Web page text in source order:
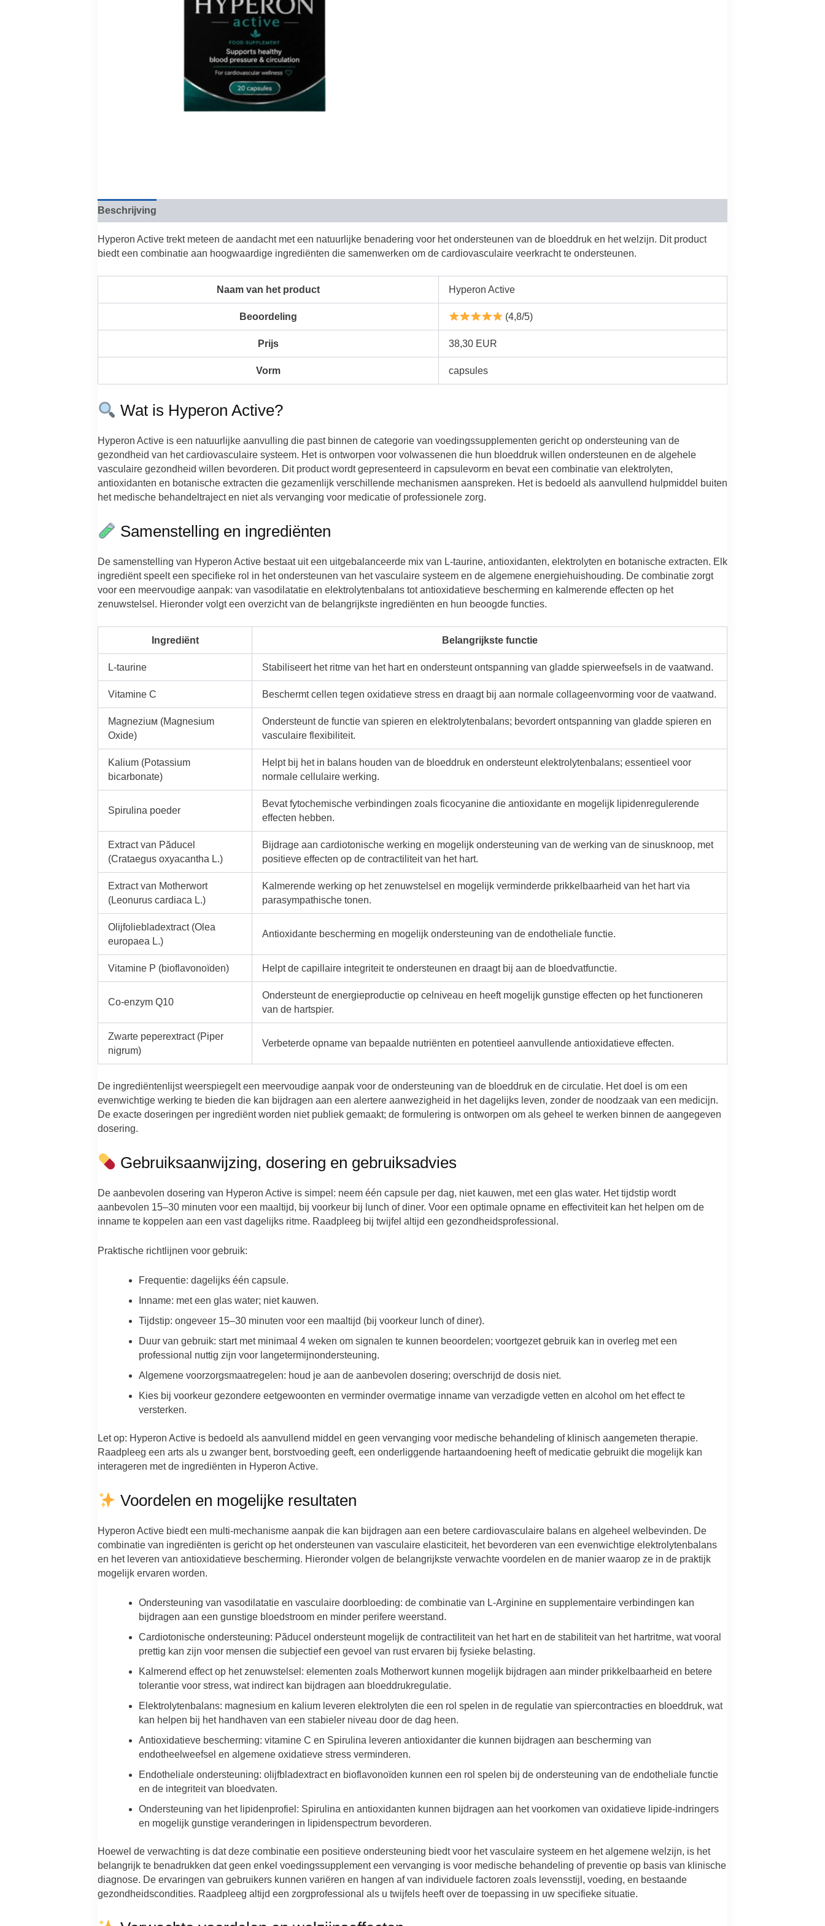
Beschrijving
Hyperon Active trekt meteen de aandacht met een natuurlijke benadering voor het ondersteunen van de bloeddruk en het welzijn. Dit product
biedt een combinatie aan hoogwaardige ingrediënten die samenwerken om de cardiovasculaire veerkracht te ondersteunen.
Naam van het product Hyperon Active
Beoordeling (4,8/5)
Prijs 38,30 EUR
Vorm capsules
Wat is Hyperon Active?
Hyperon Active is een natuurlijke aanvulling die past binnen de categorie van voedingssupplementen gericht op ondersteuning van de
gezondheid van het cardiovasculaire systeem. Het is ontworpen voor volwassenen die hun bloeddruk willen ondersteunen en de algehele
vasculaire gezondheid willen bevorderen. Dit product wordt gepresenteerd in capsulevorm en bevat een combinatie van elektrolyten,
antioxidanten en botanische extracten die gezamenlijk verschillende mechanismen aanspreken. Het is bedoeld als aanvullend hulpmiddel buiten
het medische behandeltraject en niet als vervanging voor medicatie of professionele zorg.
Samenstelling en ingrediënten
De samenstelling van Hyperon Active bestaat uit een uitgebalanceerde mix van L-taurine, antioxidanten, elektrolyten en botanische extracten. Elk
ingrediënt speelt een specifieke rol in het ondersteunen van het vasculaire systeem en de algemene energiehuishouding. De combinatie zorgt
voor een meervoudige aanpak: van vasodilatatie en elektrolytenbalans tot antioxidatieve bescherming en kalmerende effecten op het
zenuwstelsel. Hieronder volgt een overzicht van de belangrijkste ingrediënten en hun beoogde functies.
Ingrediënt Belangrijkste functie
L-taurine Stabiliseert het ritme van het hart en ondersteunt ontspanning van gladde spierweefsels in de vaatwand.
Vitamine C Beschermt cellen tegen oxidatieve stress en draagt bij aan normale collageenvorming voor de vaatwand.
Magneziuм (Magnesium
Oxide)
Ondersteunt de functie van spieren en elektrolytenbalans; bevordert ontspanning van gladde spieren en
vasculaire flexibiliteit.
Kalium (Potassium
bicarbonate)
Helpt bij het in balans houden van de bloeddruk en ondersteunt elektrolytenbalans; essentieel voor
normale cellulaire werking.
Spirulina poeder
Bevat fytochemische verbindingen zoals ficocyanine die antioxidante en mogelijk lipidenregulerende
effecten hebben.
Extract van Păducel
(Crataegus oxyacantha L.)
Bijdrage aan cardiotonische werking en mogelijk ondersteuning van de werking van de sinusknoop, met
positieve effecten op de contractiliteit van het hart.
Extract van Motherwort
(Leonurus cardiaca L.)
Kalmerende werking op het zenuwstelsel en mogelijk verminderde prikkelbaarheid van het hart via
parasympathische tonen.
Olijfoliebladextract (Olea
europaea L.)
Antioxidante bescherming en mogelijk ondersteuning van de endotheliale functie.
Vitamine P (bioflavonoïden) Helpt de capillaire integriteit te ondersteunen en draagt bij aan de bloedvatfunctie.
Co-enzym Q10
Ondersteunt de energieproductie op celniveau en heeft mogelijk gunstige effecten op het functioneren
van de hartspier.
Zwarte peperextract (Piper
nigrum)
Verbeterde opname van bepaalde nutriënten en potentieel aanvullende antioxidatieve effecten.
De ingrediëntenlijst weerspiegelt een meervoudige aanpak voor de ondersteuning van de bloeddruk en de circulatie. Het doel is om een
evenwichtige werking te bieden die kan bijdragen aan een alertere aanwezigheid in het dagelijks leven, zonder de noodzaak van een medicijn.
De exacte doseringen per ingrediënt worden niet publiek gemaakt; de formulering is ontworpen om als geheel te werken binnen de aangegeven
dosering.
Gebruiksaanwijzing, dosering en gebruiksadvies
De aanbevolen dosering van Hyperon Active is simpel: neem één capsule per dag, niet kauwen, met een glas water. Het tijdstip wordt
aanbevolen 15–30 minuten voor een maaltijd, bij voorkeur bij lunch of diner. Voor een optimale opname en effectiviteit kan het helpen om de
inname te koppelen aan een vast dagelijks ritme. Raadpleeg bij twijfel altijd een gezondheidsprofessional.
Praktische richtlijnen voor gebruik:
Frequentie: dagelijks één capsule.
Inname: met een glas water; niet kauwen.
Tijdstip: ongeveer 15–30 minuten voor een maaltijd (bij voorkeur lunch of diner).
Duur van gebruik: start met minimaal 4 weken om signalen te kunnen beoordelen; voortgezet gebruik kan in overleg met een
professional nuttig zijn voor langetermijnondersteuning.
Algemene voorzorgsmaatregelen: houd je aan de aanbevolen dosering; overschrijd de dosis niet.
Kies bij voorkeur gezondere eetgewoonten en verminder overmatige inname van verzadigde vetten en alcohol om het effect te
versterken.
Let op: Hyperon Active is bedoeld als aanvullend middel en geen vervanging voor medische behandeling of klinisch aangemeten therapie.
Raadpleeg een arts als u zwanger bent, borstvoeding geeft, een onderliggende hartaandoening heeft of medicatie gebruikt die mogelijk kan
interageren met de ingrediënten in Hyperon Active.
Voordelen en mogelijke resultaten
Hyperon Active biedt een multi-mechanisme aanpak die kan bijdragen aan een betere cardiovasculaire balans en algeheel welbevinden. De
combinatie van ingrediënten is gericht op het ondersteunen van vasculaire elasticiteit, het bevorderen van een evenwichtige elektrolytenbalans
en het leveren van antioxidatieve bescherming. Hieronder volgen de belangrijkste verwachte voordelen en de manier waarop ze in de praktijk
mogelijk ervaren worden.
Ondersteuning van vasodilatatie en vasculaire doorbloeding: de combinatie van L-Arginine en supplementaire verbindingen kan
bijdragen aan een gunstige bloedstroom en minder perifere weerstand.
Cardiotonische ondersteuning: Păducel ondersteunt mogelijk de contractiliteit van het hart en de stabiliteit van het hartritme, wat vooral
prettig kan zijn voor mensen die subjectief een gevoel van rust ervaren bij fysieke belasting.
Kalmerend effect op het zenuwstelsel: elementen zoals Motherwort kunnen mogelijk bijdragen aan minder prikkelbaarheid en betere
tolerantie voor stress, wat indirect kan bijdragen aan bloeddrukregulatie.
Elektrolytenbalans: magnesium en kalium leveren elektrolyten die een rol spelen in de regulatie van spiercontracties en bloeddruk, wat
kan helpen bij het handhaven van een stabieler niveau door de dag heen.
Antioxidatieve bescherming: vitamine C en Spirulina leveren antioxidanter die kunnen bijdragen aan bescherming van
endotheelweefsel en algemene oxidatieve stress verminderen.
Endotheliale ondersteuning: olijfbladextract en bioflavonoïden kunnen een rol spelen bij de ondersteuning van de endotheliale functie
en de integriteit van bloedvaten.
Ondersteuning van het lipidenprofiel: Spirulina en antioxidanten kunnen bijdragen aan het voorkomen van oxidatieve lipide-indringers
en mogelijk gunstige veranderingen in lipidenspectrum bevorderen.
Hoewel de verwachting is dat deze combinatie een positieve ondersteuning biedt voor het vasculaire systeem en het algemene welzijn, is het
belangrijk te benadrukken dat geen enkel voedingssupplement een vervanging is voor medische behandeling of preventie op basis van klinische
diagnose. De ervaringen van gebruikers kunnen variëren en hangen af van individuele factoren zoals levensstijl, voeding, en bestaande
gezondheidscondities. Raadpleeg altijd een zorgprofessional als u twijfels heeft over de toepassing in uw specifieke situatie.